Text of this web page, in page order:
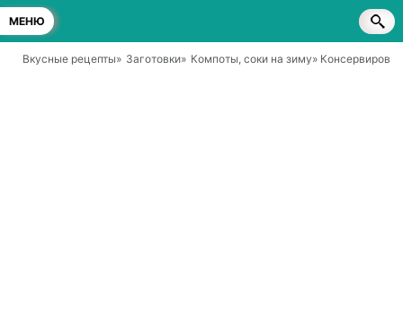
МЕНЮ
Вкусные рецепты» Заготовки» Компоты, соки на зиму»